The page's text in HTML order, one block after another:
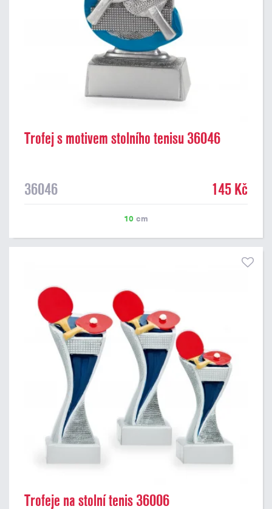
Trofej s motivem stolního tenisu 36046
36046 145 Kč
10 cm
Trofeje na stolní tenis 36006